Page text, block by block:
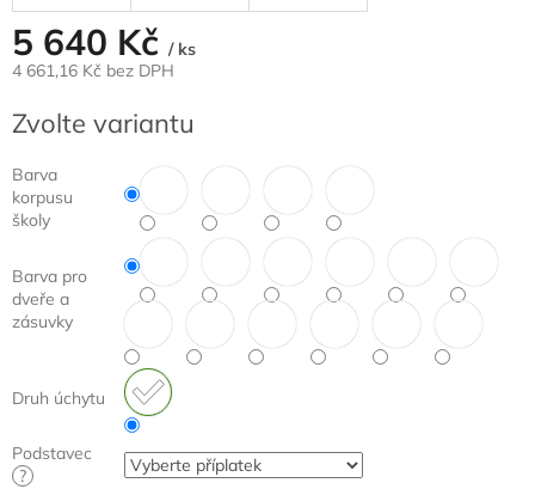
5 640 Kč / ks
4 661,16 Kč bez DPH
cena:
Zvolte variantu
Barva
korpusu
školy
Barva pro
dveře a
zásuvky
Druh úchytu
Podstavec
?